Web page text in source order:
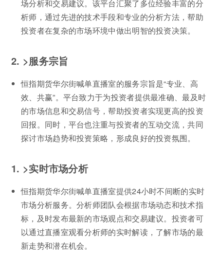
场分析和交易建议。该平台汇聚了多位经验丰富的分
析师，通过先进的技术手段和专业的分析方法，帮助
投资者在复杂的市场环境中做出明智的投资决策。
2. >服务宗旨
恒指期货华尔街喊单直播室的服务宗旨是“专业、高
效、共赢”。平台致力于为投资者提供最准确、最及时
的市场信息和交易信号，帮助投资者实现更高的投资
回报。同时，平台也注重与投资者的互动交流，共同
探讨市场趋势和投资策略，形成良好的投资氛围。
1. >实时市场分析
恒指期货华尔街喊单直播室提供24小时不间断的实时
市场分析服务。分析师团队会根据市场动态和技术指
标，及时发布最新的市场观点和交易建议。投资者可
以通过直播室观看分析师的实时解读，了解市场的最
新走势和潜在机会。